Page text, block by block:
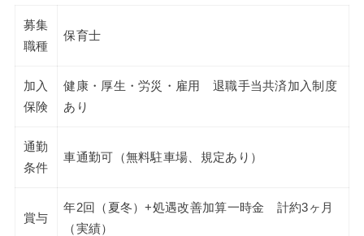
募集
職種
保育士
加入
保険
健康・厚生・労災・雇用 退職手当共済加入制度
あり
通勤
条件
車通勤可（無料駐車場、規定あり）
賞与
年2回（夏冬）+処遇改善加算一時金 計約3ヶ月
（実績）